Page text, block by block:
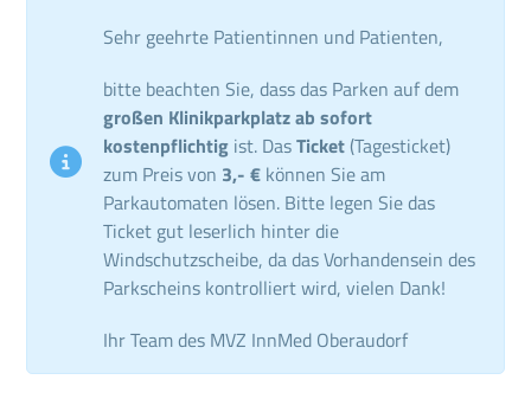
Sehr geehrte Patientinnen und Patienten,
bitte beachten Sie, dass das Parken auf dem
großen Klinikparkplatz ab sofort
kostenpflichtig ist. DasTicket (Tagesticket)
zum Preis von 3,- € können Sie am
Parkautomaten lösen. Bitte legen Sie das
Ticket gut leserlich hinter die
Windschutzscheibe, da das Vorhandensein des
Parkscheins kontrolliert wird, vielen Dank!
Ihr Team des MVZ InnMed Oberaudorf